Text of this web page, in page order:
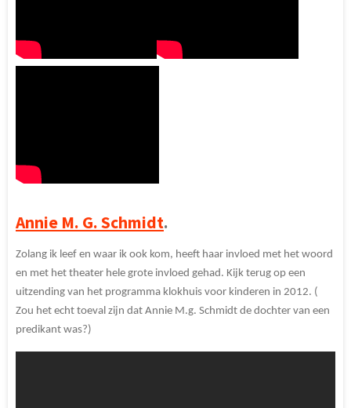
Annie M. G. Schmidt.
Zolang ik leef en waar ik ook kom, heeft haar invloed met het woord
en met het theater hele grote invloed gehad. Kijk terug op een
uitzending van het programma klokhuis voor kinderen in 2012. (
Zou het echt toeval zijn dat Annie M.g. Schmidt de dochter van een
predikant was?)